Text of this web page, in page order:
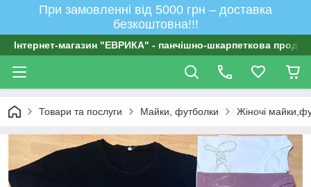
При замовленні від 5000 грн – доставка
безкоштовна!!!
Інтернет-магазин "ЕВРИКА" - панчішно-шкарпеткова
Товари та послуги Майки, футболки Жіночі